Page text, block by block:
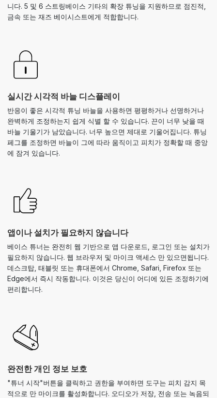
니다. 5 및 6 스트링베이스 기타의 확장 튜닝을 지원하므로 점진적,
금속 또는 재즈 베이시스트에게 적합합니다.
실시간 시각적 바늘 디스플레이
반응이 좋은 시각적 튜닝 바늘을 사용하면 평평하거나 선명하거나
완벽하게 조정하는지 쉽게 식별 할 수 있습니다. 끈이 너무 낮을 때
바늘 기울기가 남았습니다. 너무 높으면 제대로 기울어집니다. 튜닝
페그를 조정하면 바늘이 그에 따라 움직이고 피치가 정확할 때 중앙
에 잠겨 있습니다.
앱이나 설치가 필요하지 않습니다
베이스 튜너는 완전히 웹 기반으로 앱 다운로드, 로그인 또는 설치가
필요하지 않습니다. 웹 브라우저 및 마이크 액세스 만 있으면됩니다.
데스크탑, 태블릿 또는 휴대폰에서 Chrome, Safari, Firefox 또는
Edge에서 즉시 작동합니다. 이것은 당신이 어디에 있든 조정하기에
편리합니다.
완전한 개인 정보 보호
"튜너 시작"버튼을 클릭하고 권한을 부여하면 도구는 피치 감지 목
적으로 만 마이크를 활성화합니다. 오디오가 저장, 전송 또는 녹음되